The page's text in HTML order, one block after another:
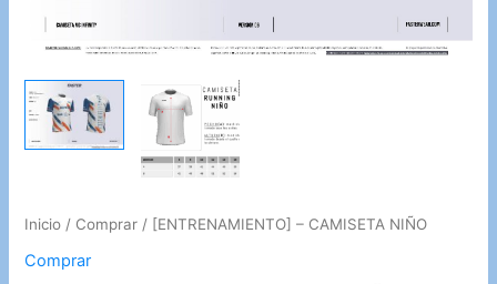
Inicio / Comprar / [ENTRENAMIENTO] – CAMISETA NIÑO
Comprar